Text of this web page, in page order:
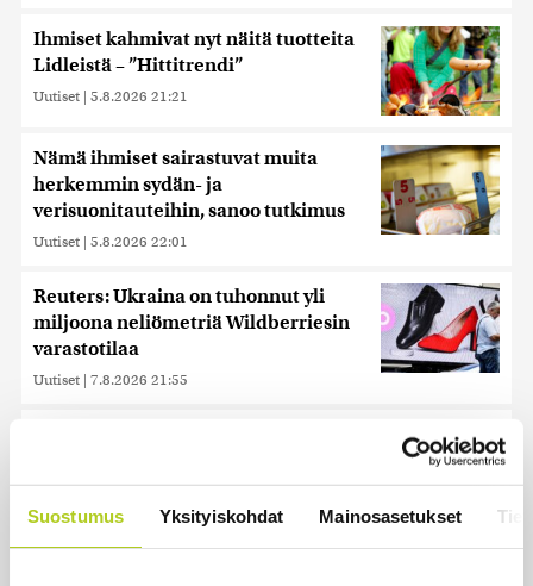
Suostumus Yksityiskohdat Mainosasetukset
Ihmiset kahmivat nyt näitä tuotteita
Lidleistä – ”Hittitrendi”
Uutiset | 5.8.2026 21:21
Nämä ihmiset sairastuvat muita
herkemmin sydän- ja
verisuonitauteihin, sanoo tutkimus
Uutiset | 5.8.2026 22:01
Reuters: Ukraina on tuhonnut yli
miljoona neliömetriä Wildberriesin
varastotilaa
Uutiset | 7.8.2026 21:55
1800-luvun ”sosiaalinen media”
Uutiset | 5.8.2026 21:45